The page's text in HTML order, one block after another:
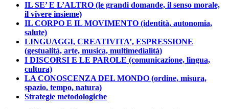
IL SE’ E L’ALTRO (le grandi domande, il senso morale,
il vivere insieme)
IL CORPO E IL MOVIMENTO (identità, autonomia,
salute)
LINGUAGGI, CREATIVITA’, ESPRESSIONE
(gestualità, arte, musica, multimedialità)
I DISCORSI E LE PAROLE (comunicazione, lingua,
cultura)
LA CONOSCENZA DEL MONDO (ordine, misura,
spazio, tempo, natura)
Strategie metodologiche